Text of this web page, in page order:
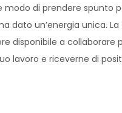
di prendere spunto
dato un’energia unica.
disponibile a collaborare
lavoro e riceverne di